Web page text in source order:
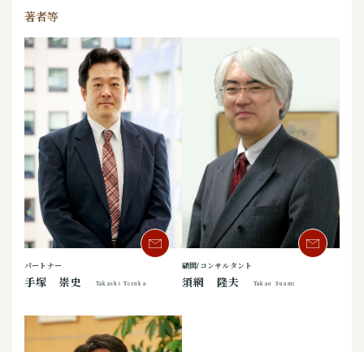
著者等
パートナー
手塚 崇史 Takashi Tezuka
顧問/コンサルタント
須網 隆夫 Takao Suami